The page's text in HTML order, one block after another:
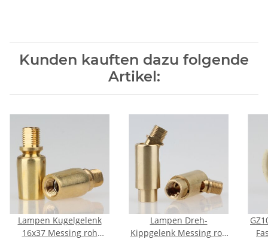
Kunden kauften dazu folgende
Artikel:
Lampen Kugelgelenk
16x37 Messing roh
Lampen Dreh-
Kippgelenk Messing roh